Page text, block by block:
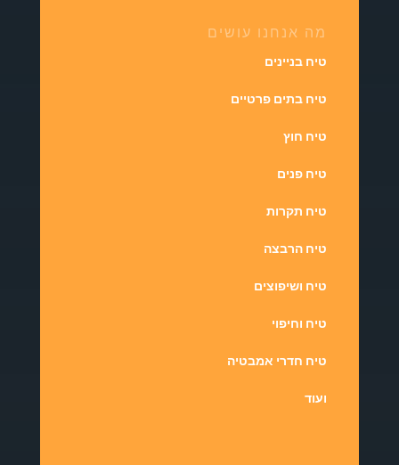
מה אנחנו עושים
טיח בניינים
טיח בתים פרטיים
טיח חוץ
טיח פנים
טיח תקרות
טיח הרבצה
טיח ושיפוצים
טיח וחיפוי
טיח חדרי אמבטיה
ועוד